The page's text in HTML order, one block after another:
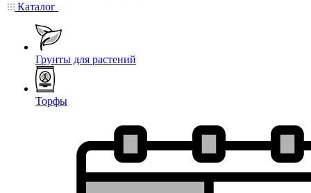
Каталог
Грунты для растений
Торфы